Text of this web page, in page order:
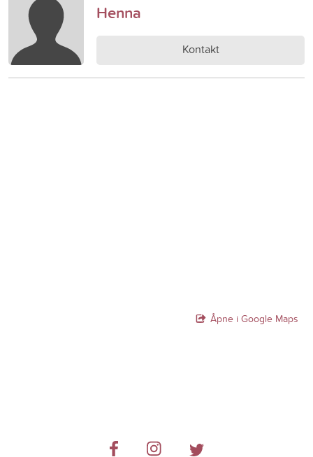
Henna
Kontakt
Åpne i Google Maps